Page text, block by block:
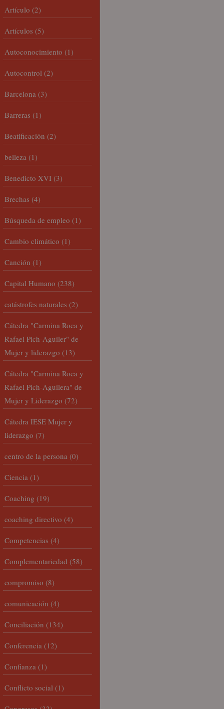
Artículo (2)
Artículos (5)
Autoconocimiento (1)
Autocontrol (2)
Barcelona (3)
Barreras (1)
Beatificación (2)
belleza (1)
Benedicto XVI (3)
Brechas (4)
Búsqueda de empleo (1)
Cambio climático (1)
Canción (1)
Capital Humano (238)
catástrofes naturales (2)
Cátedra "Carmina Roca y
Rafael Pich-Aguiler" de
Mujer y liderazgo (13)
Cátedra "Carmina Roca y
Rafael Pich-Aguilera" de
Mujer y Liderazgo (72)
Cátedra IESE Mujer y
liderazgo (7)
centro de la persona (0)
Ciencia (1)
Coaching (19)
coaching directivo (4)
Competencias (4)
Complementariedad (58)
compromiso (8)
comunicación (4)
Conciliación (134)
Conferencia (12)
Confianza (1)
Conflicto social (1)